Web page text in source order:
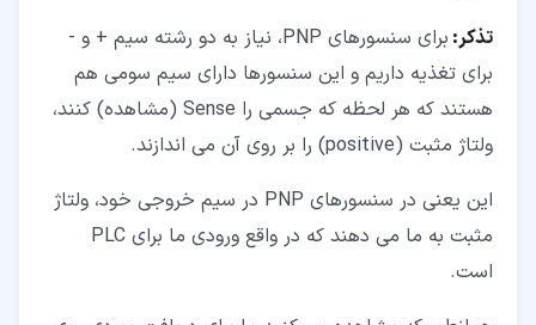
تذکر:
برای سنسورهای PNP، نیاز به دو رشته سیم + و -
برای تغذیه داریم و این سنسورها دارای سیم سومی هم
هستند که هر لحظه که جسمی را Sense (مشاهده) کنند،
ولتاژ مثبت (positive) را بر روی آن می اندازند.
این یعنی در سنسورهای PNP در سیم خروجی خود، ولتاژ
مثبت به ما می دهند که در واقع ورودی ما برای PLC
است.